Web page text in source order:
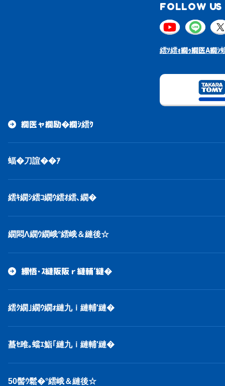
FOLLOW US
繧ｿ繧ｫ繝ｩ繝医Α繝ｼ
繝医ャ繝励�繝ｼ繧ｸ
蝠�刀諠��ｱ
繧ｷ繝ｼ繧ｺ繝ｳ繧ｵ繧､繝�
繝悶Λ繝ｳ繝峨°繧峨＆縺後☆
縲悟･ｽ縺阪阪ｒ縺輔′縺�
繧ｸ繝｣繝ｳ繝ｫ縺九ｉ縺輔′縺�
蟇ｾ雎｡蟷ｴ鮨｢縺九ｉ縺輔′縺�
50髻ｳ鬆�°繧峨＆縺後☆